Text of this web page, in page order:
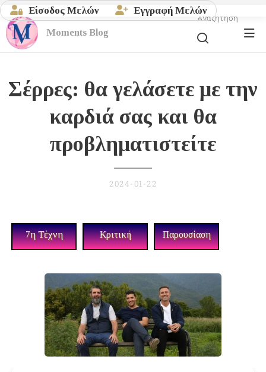
Είσοδος Μελών Εγγραφή Μελών
Moments Blog
Αναζήτηση
Σέρρες: θα γελάσετε με την
καρδιά σας και θα
προβληματιστείτε
2024-01-22
7η Τέχνη Κριτική Παρουσίαση